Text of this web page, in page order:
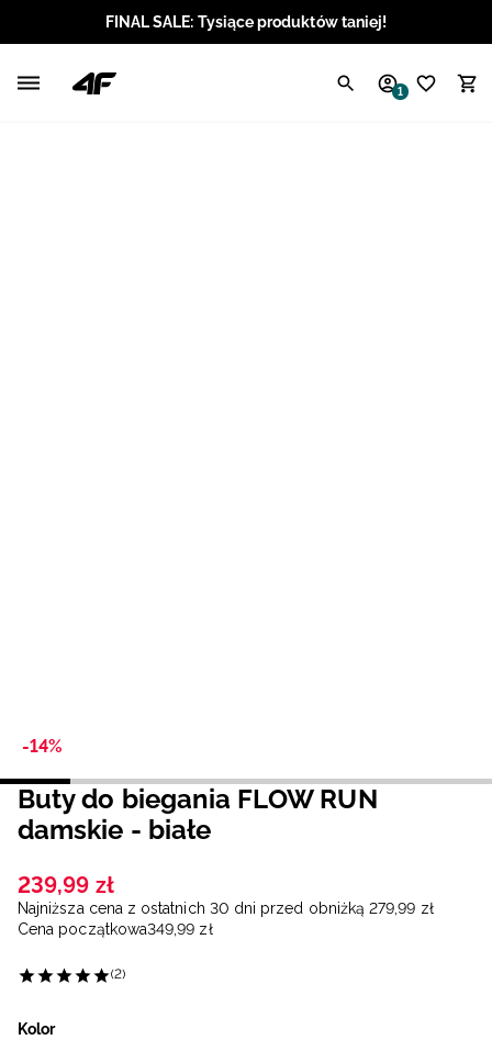
FINAL SALE: Tysiące produktów taniej!
1
-14%
Buty do biegania FLOW RUN
damskie - białe
239,99 zł
Najniższa cena z ostatnich 30 dni przed obniżką 279,99 zł
Cena początkowa349,99 zł
(2)
Kolor